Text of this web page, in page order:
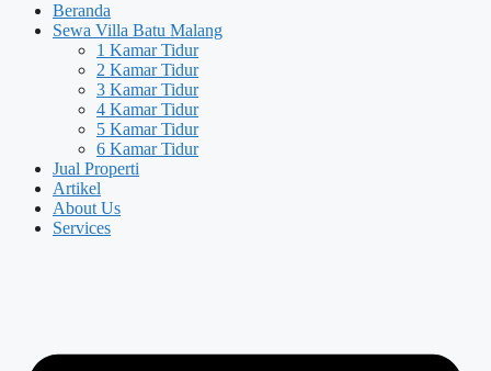
Beranda
Sewa Villa Batu Malang
1 Kamar Tidur
2 Kamar Tidur
3 Kamar Tidur
4 Kamar Tidur
5 Kamar Tidur
6 Kamar Tidur
Jual Properti
Artikel
About Us
Services